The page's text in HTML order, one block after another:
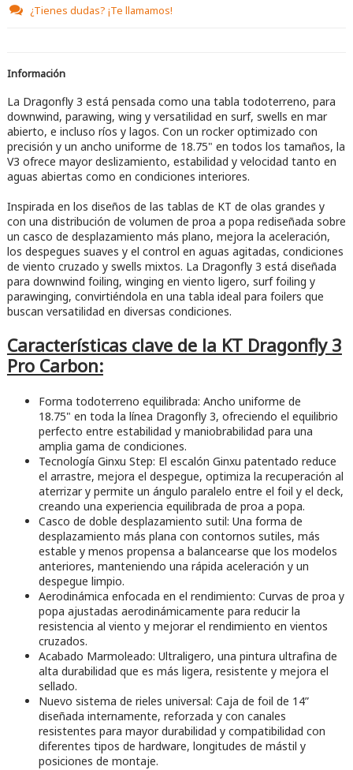
¿Tienes dudas? ¡Te llamamos!
Información
La Dragonfly 3 está pensada como una tabla todoterreno, para
downwind, parawing, wing y versatilidad en surf, swells en mar
abierto, e incluso ríos y lagos. Con un rocker optimizado con
precisión y un ancho uniforme de 18.75" en todos los tamaños, la
V3 ofrece mayor deslizamiento, estabilidad y velocidad tanto en
aguas abiertas como en condiciones interiores.
Inspirada en los diseños de las tablas de KT de olas grandes y
con una distribución de volumen de proa a popa rediseñada sobre
un casco de desplazamiento más plano, mejora la aceleración,
los despegues suaves y el control en aguas agitadas, condiciones
de viento cruzado y swells mixtos. La Dragonfly 3 está diseñada
para downwind foiling, winging en viento ligero, surf foiling y
parawinging, convirtiéndola en una tabla ideal para foilers que
buscan versatilidad en diversas condiciones.
Características clave de la KT Dragonfly 3
Pro Carbon:
Forma todoterreno equilibrada: Ancho uniforme de
18.75" en toda la línea Dragonfly 3, ofreciendo el equilibrio
perfecto entre estabilidad y maniobrabilidad para una
amplia gama de condiciones.
Tecnología Ginxu Step: El escalón Ginxu patentado reduce
el arrastre, mejora el despegue, optimiza la recuperación al
aterrizar y permite un ángulo paralelo entre el foil y el deck,
creando una experiencia equilibrada de proa a popa.
Casco de doble desplazamiento sutil: Una forma de
desplazamiento más plana con contornos sutiles, más
estable y menos propensa a balancearse que los modelos
anteriores, manteniendo una rápida aceleración y un
despegue limpio.
Aerodinámica enfocada en el rendimiento: Curvas de proa y
popa ajustadas aerodinámicamente para reducir la
resistencia al viento y mejorar el rendimiento en vientos
cruzados.
Acabado Marmoleado: Ultraligero, una pintura ultrafina de
alta durabilidad que es más ligera, resistente y mejora el
sellado.
Nuevo sistema de rieles universal: Caja de foil de 14”
diseñada internamente, reforzada y con canales
resistentes para mayor durabilidad y compatibilidad con
diferentes tipos de hardware, longitudes de mástil y
posiciones de montaje.